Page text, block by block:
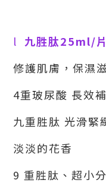
l 九胜肽25ml/片
修護肌膚，保濕
4重玻尿酸 長效
九重胜肽 光滑緊
淡淡的花香
9 重胜肽、超小